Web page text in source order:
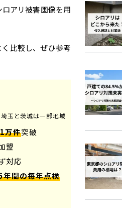
アリ被害画像を用
比較し、ぜひ参考
玉と茨城は一部地域
万件突破
盟
対応
年間の毎年点検